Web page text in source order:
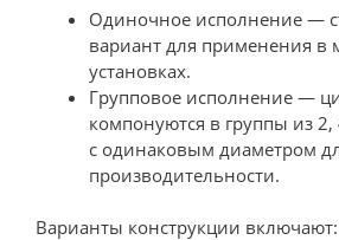
Одиночное исполнение —
вариант для применения в
установках.
Групповое исполнение —
компонуются в группы из 2,
с одинаковым диаметром
производительности.
Варианты конструкции включают: